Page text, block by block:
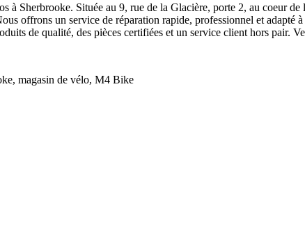
Sherbrooke. Située au 9, rue de la Glacière, porte 2, au coeur
offrons un service de réparation rapide, professionnel et adapté
de qualité, des pièces certifiées et un service client hors pair.
magasin de vélo, M4 Bike